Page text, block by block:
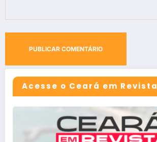
Acesse o Ceará em Revista